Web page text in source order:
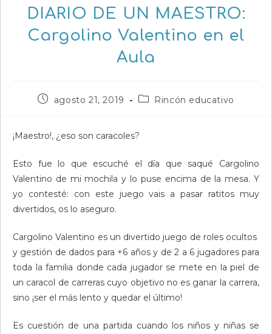
DIARIO DE UN MAESTRO:
Cargolino Valentino en el
Aula
Publicación
entrada:
agosto 21, 2019
Categoría
entrada:
Rincón educativo
¡Maestro!, ¿eso son caracoles?
Esto fue lo que escuché el día que saqué Cargolino
Valentino de mi mochila y lo puse encima de la mesa. Y
yo contesté: con este juego vais a pasar ratitos muy
divertidos, os lo aseguro.
Cargolino Valentino es un divertido juego de roles ocultos
y gestión de dados para +6 años y de 2 a 6 jugadores para
toda la familia donde cada jugador se mete en la piel de
un caracol de carreras cuyo objetivo no es ganar la carrera,
sino ¡ser el más lento y quedar el último!
Es cuestión de una partida cuando los niños y niñas se